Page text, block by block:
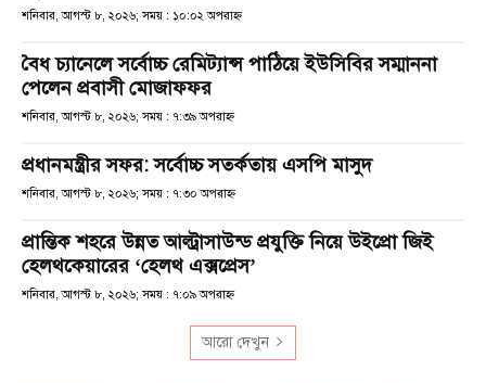
শনিবার, আগস্ট ৮, ২০২৬; সময় : ১০:০২ অপরাহ্ণ
বৈধ চ্যানেলে সর্বোচ্চ রেমিট্যান্স পাঠিয়ে ইউসিবির সম্মাননা
পেলেন প্রবাসী মোজাফফর
শনিবার, আগস্ট ৮, ২০২৬; সময় : ৭:৩৯ অপরাহ্ণ
প্রধানমন্ত্রীর সফর: সর্বোচ্চ সতর্কতায় এসপি মাসুদ
শনিবার, আগস্ট ৮, ২০২৬; সময় : ৭:৩০ অপরাহ্ণ
প্রান্তিক শহরে উন্নত আল্ট্রাসাউন্ড প্রযুক্তি নিয়ে উইপ্রো জিই
হেলথকেয়ারের ‘হেলথ এক্সপ্রেস’
শনিবার, আগস্ট ৮, ২০২৬; সময় : ৭:০৯ অপরাহ্ণ
আরো দেখুন